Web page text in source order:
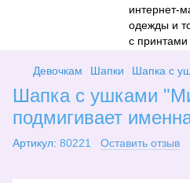
Девочкам Шапки Шапка с
Шапка с ушками
подмигивает
Артикул: 80221 Оставить отзыв